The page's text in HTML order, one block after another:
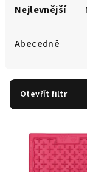
r
Nejlevnější
Abecedně
Otevřít filtr